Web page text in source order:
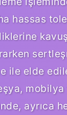
hassas
ile elde
mobilya
ayrıca